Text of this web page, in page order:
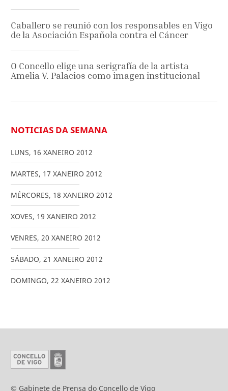
Caballero se reunió con los responsables en Vigo
de la Asociación Española contra el Cáncer
O Concello elige una serigrafía de la artista
Amelia V. Palacios como imagen institucional
NOTICIAS DA SEMANA
LUNS, 16 XANEIRO 2012
MARTES, 17 XANEIRO 2012
MÉRCORES, 18 XANEIRO 2012
XOVES, 19 XANEIRO 2012
VENRES, 20 XANEIRO 2012
SÁBADO, 21 XANEIRO 2012
DOMINGO, 22 XANEIRO 2012
© Gabinete de Prensa do Concello de Vigo